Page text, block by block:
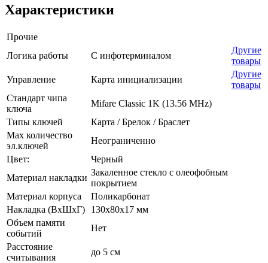
Характеристики
Прочие
Логика работы
С инфотерминалом
Другие
товары
Управление
Карта инициализации
Другие
товары
Стандарт чипа
ключа
Mifare Classic 1K (13.56 MHz)
Типы ключей
Карта / Брелок / Браслет
Max количество
эл.ключей
Неограниченно
Цвет:
Черный
Материал накладки
Закаленное стекло с олеофобным
покрытием
Материал корпуса
Поликарбонат
Накладка (ВхШхГ)
130х80х17 мм
Объем памяти
событий
Нет
Расстояние
считывания
до 5 см